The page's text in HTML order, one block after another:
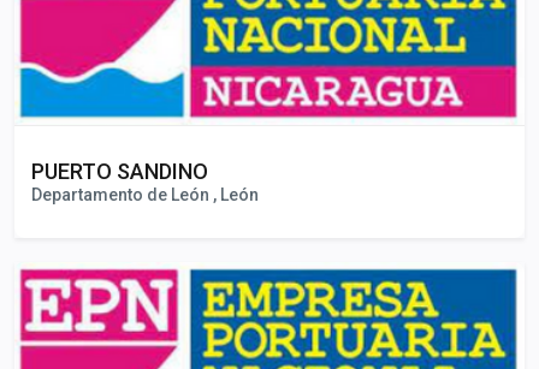
PUERTO SANDINO
Departamento de León , León